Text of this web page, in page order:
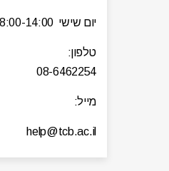
יום שישי 8:00-14:00
טלפון:
08-6462254
מייל:
help@tcb.ac.il